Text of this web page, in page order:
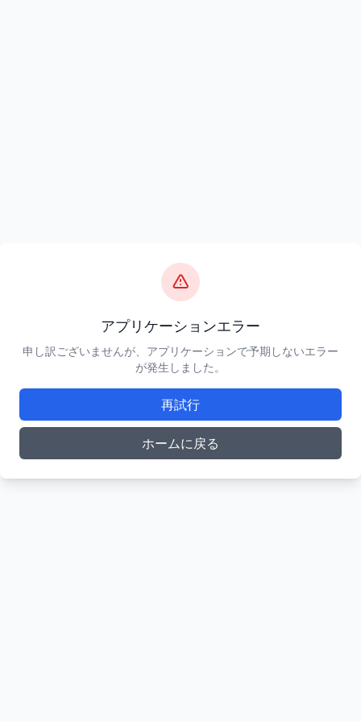
アプリケーションエラー
申し訳ございませんが、アプリケーションで予期しないエラー
が発生しました。
再試行
ホームに戻る